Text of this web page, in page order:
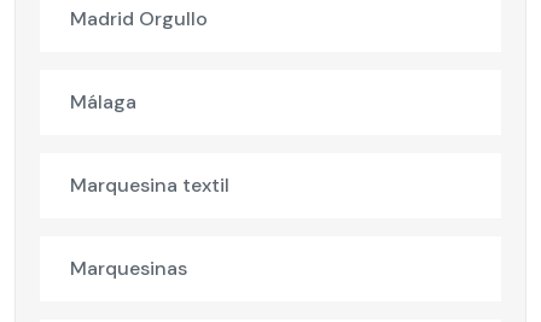
Madrid Orgullo
Málaga
Marquesina textil
Marquesinas